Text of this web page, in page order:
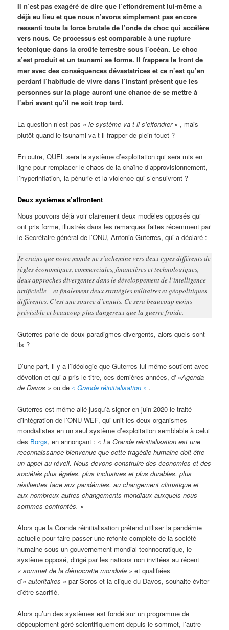
Il n’est pas exagéré de dire que l’effondrement lui-même a
déjà eu lieu et que nous n’avons simplement pas encore
ressenti toute la force brutale de l’onde de choc qui accélère
vers nous. Ce processus est comparable à une rupture
tectonique dans la croûte terrestre sous l’océan. Le choc
s’est produit et un tsunami se forme. Il frappera le front de
mer avec des conséquences dévastatrices et ce n’est qu’en
perdant l’habitude de vivre dans l’instant présent que les
personnes sur la plage auront une chance de se mettre à
l’abri avant qu’il ne soit trop tard.
La question n’est pas « le système va-t-il s’effondrer » , mais
plutôt quand le tsunami va-t-il frapper de plein fouet ?
En outre, QUEL sera le système d’exploitation qui sera mis en
ligne pour remplacer le chaos de la chaîne d’approvisionnement,
l’hyperinflation, la pénurie et la violence qui s’ensuivront ?
Deux systèmes s’affrontent
Nous pouvons déjà voir clairement deux modèles opposés qui
ont pris forme, illustrés dans les remarques faites récemment par
le Secrétaire général de l’ONU, Antonio Guterres, qui a déclaré :
Je crains que notre monde ne s’achemine vers deux types différents de
règles économiques, commerciales, financières et technologiques,
deux approches divergentes dans le développement de l’intelligence
artificielle – et finalement deux stratégies militaires et géopolitiques
différentes. C’est une source d’ennuis. Ce sera beaucoup moins
prévisible et beaucoup plus dangereux que la guerre froide.
Guterres parle de deux paradigmes divergents, alors quels sont-
ils ?
D’une part, il y a l’idéologie que Guterres lui-même soutient avec
dévotion et qui a pris le titre, ces dernières années, d' »Agenda
de Davos » ou de « Grande réinitialisation » .
Guterres est même allé jusqu’à signer en juin 2020 le traité
d’intégration de l’ONU-WEF, qui unit les deux organismes
mondialistes en un seul système d’exploitation semblable à celui
des Borgs, en annonçant : « La Grande réinitialisation est une
reconnaissance bienvenue que cette tragédie humaine doit être
un appel au réveil. Nous devons construire des économies et des
sociétés plus égales, plus inclusives et plus durables, plus
résilientes face aux pandémies, au changement climatique et
aux nombreux autres changements mondiaux auxquels nous
sommes confrontés. »
Alors que la Grande réinitialisation prétend utiliser la pandémie
actuelle pour faire passer une refonte complète de la société
humaine sous un gouvernement mondial technocratique, le
système opposé, dirigé par les nations non invitées au récent
« sommet de la démocratie mondiale » et qualifiées
d’« autoritaires » par Soros et la clique du Davos, souhaite éviter
d’être sacrifié.
Alors qu’un des systèmes est fondé sur un programme de
dépeuplement géré scientifiquement depuis le sommet, l’autre